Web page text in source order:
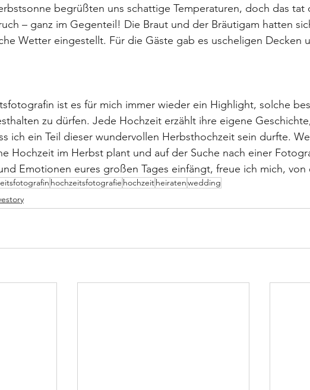
begrüßten uns schattige Temperaturen, doch das tat
– ganz im Gegenteil! Die Braut und der Bräutigam hatten
Wetter eingestellt. Für die Gäste gab es uscheligen Decken
ist es für mich immer wieder ein Highlight, solche
zu dürfen. Jede Hochzeit erzählt ihre eigene
ich ein Teil dieser wundervollen Herbsthochzeit sein durfte.
Hochzeit im Herbst plant und auf der Suche nach einer
Emotionen eures großen Tages einfängt, freue ich mich, von
hochzeitsfotografie hochzeit heiratenwedding